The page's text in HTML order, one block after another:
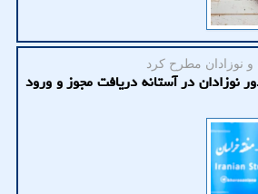
نوزادان مطرح كرد
نوزادان در آستانه دریافت مجوز و ورود